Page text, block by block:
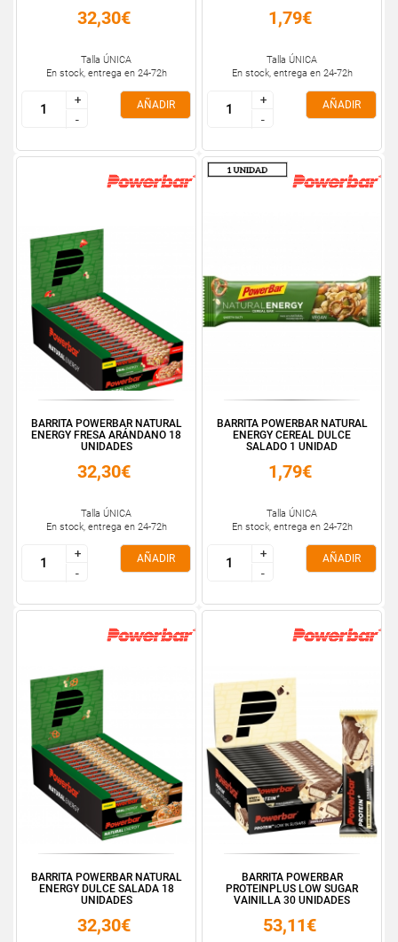
32,30€
Talla ÚNICA
En stock, entrega en 24-72h
+
-
+
-
AÑADIR
1,79€
Talla ÚNICA
En stock, entrega en 24-72h
+
-
+
-
AÑADIR
BARRITA POWERBAR NATURAL
ENERGY FRESA ARÁNDANO 18
UNIDADES
32,30€
Talla ÚNICA
En stock, entrega en 24-72h
+
-
+
-
AÑADIR
BARRITA POWERBAR NATURAL
ENERGY CEREAL DULCE
SALADO 1 UNIDAD
1,79€
Talla ÚNICA
En stock, entrega en 24-72h
+
-
+
-
AÑADIR
BARRITA POWERBAR NATURAL
ENERGY DULCE SALADA 18
UNIDADES
32,30€
BARRITA POWERBAR
PROTEINPLUS LOW SUGAR
VAINILLA 30 UNIDADES
53,11€